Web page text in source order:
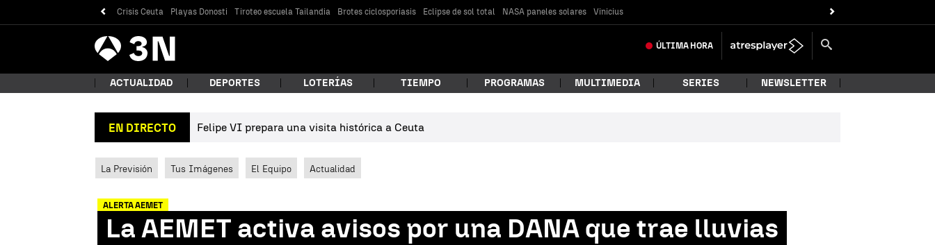
Crisis Ceuta Playas Donosti Tiroteo escuela Tailandia Brotes ciclosporiasis Eclipse de sol total NASA paneles solares Vinicius
Antena
3 Noticias ÚLTIMA HORA
¿Qué estás buscando?
ACTUALIDAD DEPORTES LOTERÍAS TIEMPO PROGRAMAS MULTIMEDIA SERIES NEWSLETTER
EN DIRECTO Felipe VI prepara una visita histórica a Ceuta
La Previsión Tus Imágenes El Equipo Actualidad
ALERTA AEMET
La AEMET activa avisos por una DANA que trae lluvias